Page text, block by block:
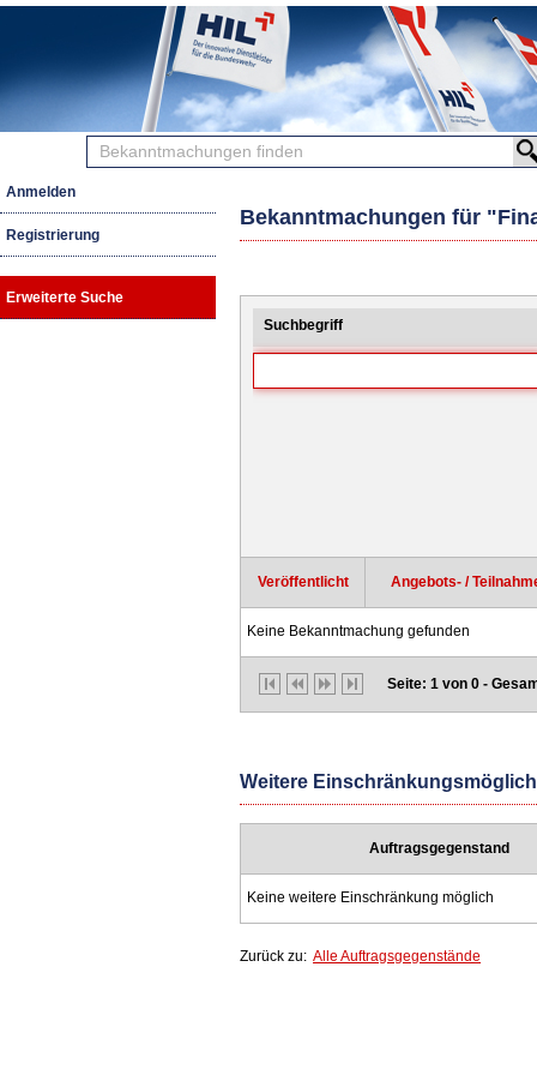
Bekanntmachungen
Anmelden
Registrierung
Erweiterte Suche
Bekanntmachungen für
Suchbegriff
Veröffentlicht Angebots- /
Keine Bekanntmachung gefunden
Seite: 1 von 0 -
Weitere
Auftragsgegenstand
Keine weitere Einschränkung möglich
Zurück zu: Alle Auftragsgegenstände